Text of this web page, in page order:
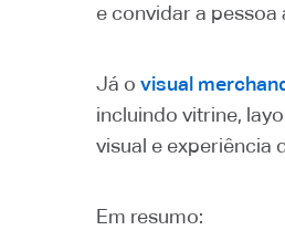
e convidar a pessoa
Já o visual
incluindo vitrine,
visual e experiência
Em resumo: